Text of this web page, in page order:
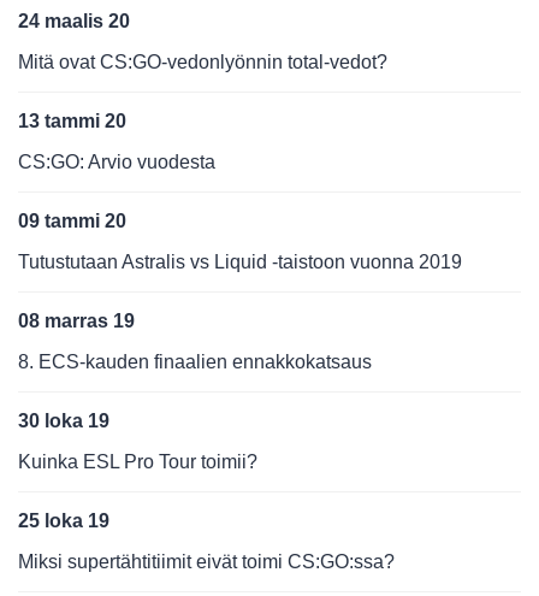
24 maalis 20
Mitä ovat CS:GO-vedonlyönnin total-vedot?
13 tammi 20
CS:GO: Arvio vuodesta
09 tammi 20
Tutustutaan Astralis vs Liquid -taistoon vuonna 2019
08 marras 19
8. ECS-kauden finaalien ennakkokatsaus
30 loka 19
Kuinka ESL Pro Tour toimii?
25 loka 19
Miksi supertähtitiimit eivät toimi CS:GO:ssa?